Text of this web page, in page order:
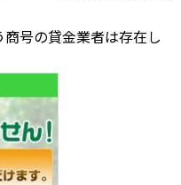
号の貸金業者は存在し